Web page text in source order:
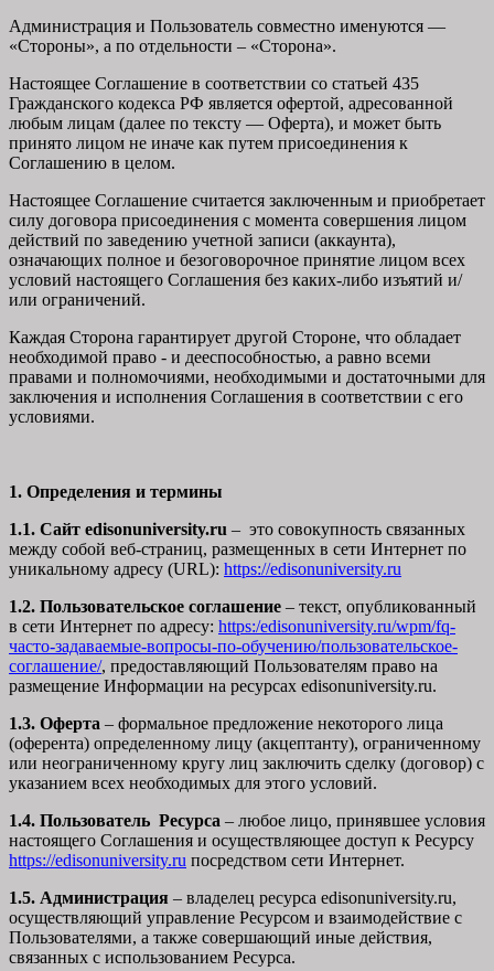
Администрация и Пользователь совместно именуются —
«Стороны», а по отдельности – «Сторона».
Настоящее Соглашение в соответствии со статьей 435
Гражданского кодекса РФ является офертой, адресованной
любым лицам (далее по тексту — Оферта), и может быть
принято лицом не иначе как путем присоединения к
Соглашению в целом.
Настоящее Соглашение считается заключенным и приобретает
силу договора присоединения с момента совершения лицом
действий по заведению учетной записи (аккаунта),
означающих полное и безоговорочное принятие лицом всех
условий настоящего Соглашения без каких-либо изъятий и/
или ограничений.
Каждая Сторона гарантирует другой Стороне, что обладает
необходимой право - и дееспособностью, а равно всеми
правами и полномочиями, необходимыми и достаточными для
заключения и исполнения Соглашения в соответствии с его
условиями.
1. Определения и термины
1.1. Сайт edisonuniversity.ru – это совокупность связанных
между собой веб-страниц, размещенных в сети Интернет по
уникальному адресу (URL): https://edisonuniversity.ru
1.2. Пользовательское соглашение – текст, опубликованный
в сети Интернет по адресу: https:/edisonuniversity.ru/wpm/fq-
часто-задаваемые-вопросы-по-обучению/пользовательское-
соглашение/, предоставляющий Пользователям право на
размещение Информации на ресурсах edisonuniversity.ru.
1.3. Оферта – формальное предложение некоторого лица
(оферента) определенному лицу (акцептанту), ограниченному
или неограниченному кругу лиц заключить сделку (договор) с
указанием всех необходимых для этого условий.
1.4. Пользователь Ресурса – любое лицо, принявшее условия
настоящего Соглашения и осуществляющее доступ к Ресурсу
https://edisonuniversity.ru посредством сети Интернет.
1.5. Администрация – владелец ресурса edisonuniversity.ru,
осуществляющий управление Ресурсом и взаимодействие с
Пользователями, а также совершающий иные действия,
связанных с использованием Ресурса.